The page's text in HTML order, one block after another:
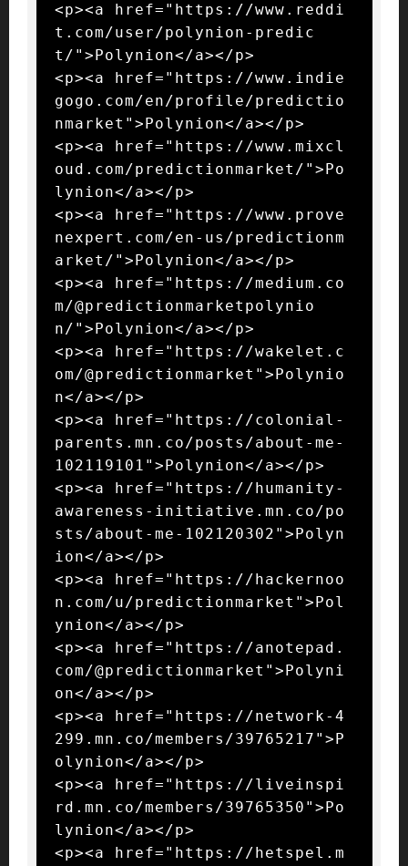
<p><a href="https://www.reddi
t.com/user/polynion-predic
t/">Polynion</a></p>
<p><a href="https://www.indie
gogo.com/en/profile/predictio
nmarket">Polynion</a></p>
<p><a href="https://www.mixcl
oud.com/predictionmarket/">Po
lynion</a></p>
<p><a href="https://www.prove
nexpert.com/en-us/predictionm
arket/">Polynion</a></p>
<p><a href="https://medium.co
m/@predictionmarketpolynio
n/">Polynion</a></p>
<p><a href="https://wakelet.c
om/@predictionmarket">Polynio
n</a></p>
<p><a href="https://colonial-
parents.mn.co/posts/about-me-
102119101">Polynion</a></p>
<p><a href="https://humanity-
awareness-initiative.mn.co/po
sts/about-me-102120302">Polyn
ion</a></p>
<p><a href="https://hackernoo
n.com/u/predictionmarket">Pol
ynion</a></p>
<p><a href="https://anotepad.
com/@predictionmarket">Polyni
on</a></p>
<p><a href="https://network-4
299.mn.co/members/39765217">P
olynion</a></p>
<p><a href="https://liveinspi
rd.mn.co/members/39765350">Po
lynion</a></p>
<p><a href="https://hetspel.m